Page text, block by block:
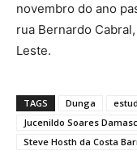
novembro do ano
rua Bernardo
Leste.
TAGS Dunga
Jucenildo Soares
Steve Hosth da Costa